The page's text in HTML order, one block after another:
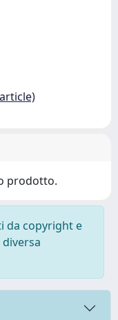
prodotto.
da copyright e